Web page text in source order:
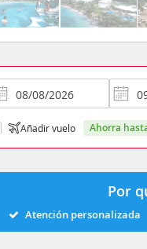
Añadir vuelo ahorra
Por
Atención personalizada